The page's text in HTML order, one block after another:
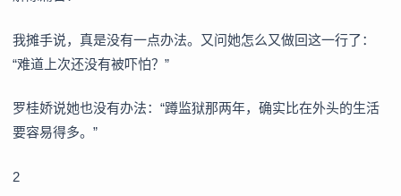
我摊手说，真是没有一点办法。又问她怎么又做回这一行了：
“难道上次还没有被吓怕？”
罗桂娇说她也没有办法：“蹲监狱那两年，确实比在外头的生活
要容易得多。”
2